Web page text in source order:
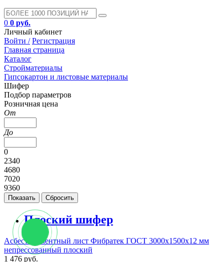
0 0 руб.
Личный кабинет
Войти / Регистрация
Главная страница
Каталог
Стройматериалы
Гипсокартон и листовые материалы
Шифер
Подбор параметров
Розничная цена
От
До
0
2340
4680
7020
9360
Плоский шифер
Асбестоцементный лист Фибратек ГОСТ 3000х1500х12 мм
непрессованный плоский
1 476 руб.